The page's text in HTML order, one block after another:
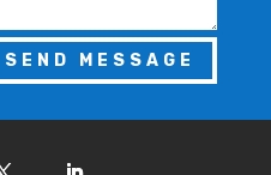
SEND MESSAGE